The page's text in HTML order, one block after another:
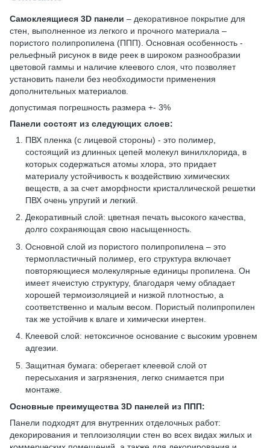
Самоклеящиеся 3D панели – декоративное покрытие для
стен, выполненное из легкого и прочного материала –
пористого полипропилена (ППП). Основная особенность -
рельефный рисунок в виде реек в широком разнообразии
цветовой гаммы и наличие клеевого слоя, что позволяет
установить панели без необходимости применения
дополнительных материалов.
допустимая погрешность размера +- 3%
Панели состоят из следующих слоев:
ПВХ пленка (с лицевой стороны) - это полимер,
состоящий из длинных цепей молекул винилхлорида, в
которых содержаться атомы хлора, это придает
материалу устойчивость к воздействию химических
веществ, а за счет аморфности кристаллической решетки
ПВХ очень упругий и легкий.
Декоративный слой: цветная печать высокого качества,
долго сохраняющая свою насыщенность.
Основной слой из пористого полипропилена – это
термопластичный полимер, его структура включает
повторяющиеся молекулярные единицы пропилена. Он
имеет ячеистую структуру, благодаря чему обладает
хорошей термоизоляцией и низкой плотностью, а
соответственно и малым весом. Пористый полипропилен
так же устойчив к влаге и химически инертен.
Клеевой слой: нетоксичное основание с высоким уровнем
адгезии.
Защитная бумага: оберегает клеевой слой от
пересыхания и загрязнения, легко снимается при
монтаже.
Основные преимущества 3D панелей из ППП:
Панели подходят для внутренних отделочных работ:
декорирования и теплоизоляции стен во всех видах жилых и